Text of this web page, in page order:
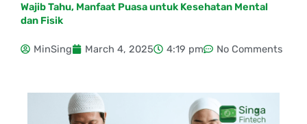
Wajib Tahu, Manfaat Puasa untuk Kesehatan Mental
dan Fisik
MinSing March 4, 2025 4:19 pm No Comments